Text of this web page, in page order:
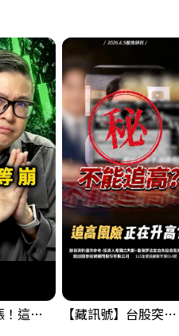
黃金偷偷大漲！這才是決定台股生死的「真風向球」！｜Mr.Jimmy高志銘 #黃金 #美元指數 #聯準會 【藏訊號】台股突破季線，週一我提醒了這個關鍵訊號